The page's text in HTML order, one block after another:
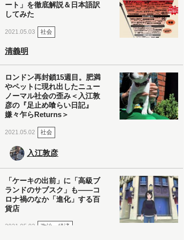
ート」を徹底解説＆日本語訳
してみた
2021.05.03 社会
清義明
ロンドン再封鎖15週目。肥満
やペットに現れ出したニュー
ノーマル社会の歪み＜入江敦
彦の『足止め喰らい日記』
嫌々乍らReturns＞
2021.05.02 社会
入江敦彦
「ケーキの出前」に「高級ブ
ランドのサブスク」も――コ
ロナ禍のなか「進化」する百
貨店
2021.05.02 政治・経済